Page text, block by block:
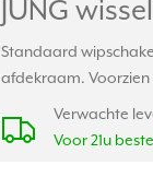
JUNG
Standaard
afdekraam.
Verwachte
Voor 21u